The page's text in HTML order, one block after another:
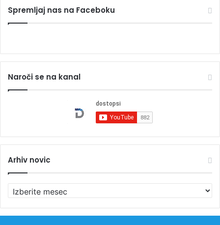
Spremljaj nas na Faceboku
Naroči se na kanal
Arhiv novic
r
h